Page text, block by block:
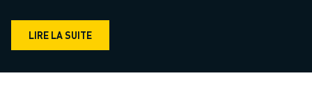
LIRE LA SUITE